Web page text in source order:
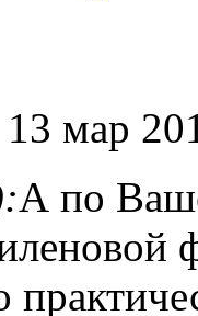
13 мар
А по